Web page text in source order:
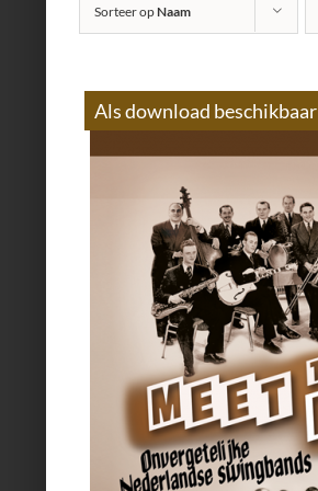
Sorteer opNaam
Als download beschikbaar